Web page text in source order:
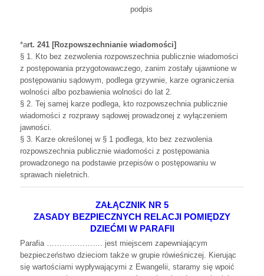
podpis
*art. 241 [Rozpowszechnianie wiadomości]
§ 1. Kto bez zezwolenia rozpowszechnia publicznie wiadomości
z postępowania przygotowawczego, zanim zostały ujawnione w
postępowaniu sądowym, podlega grzywnie, karze ograniczenia
wolności albo pozbawienia wolności do lat 2.
§ 2. Tej samej karze podlega, kto rozpowszechnia publicznie
wiadomości z rozprawy sądowej prowadzonej z wyłączeniem
jawności.
§ 3. Karze określonej w § 1 podlega, kto bez zezwolenia
rozpowszechnia publicznie wiadomości z postępowania
prowadzonego na podstawie przepisów o postępowaniu w
sprawach nieletnich.
ZAŁĄCZNIK NR 5
ZASADY BEZPIECZNYCH RELACJI POMIĘDZY
DZIEĆMI W PARAFII
Parafia …………………. jest miejscem zapewniającym
bezpieczeństwo dzieciom także w grupie rówieśniczej. Kierując
się wartościami wypływającymi z Ewangelii, staramy się wpoić